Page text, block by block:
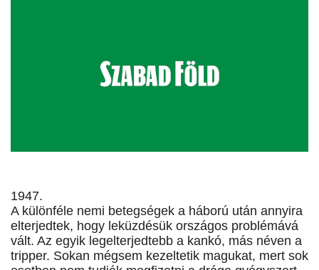
1947.
A különféle nemi betegségek a háború után annyira
elterjedtek, hogy leküzdésük országos problémává
vált. Az egyik legelterjedtebb a kankó, más néven a
tripper. Sokan mégsem kezeltetik magukat, mert sok